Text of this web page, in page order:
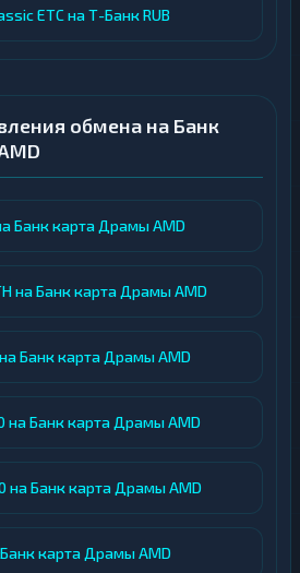
ETC на Т-Банк RUB
обмена на Банк
Банк карта Драмы AMD
на Банк карта Драмы AMD
Банк карта Драмы AMD
на Банк карта Драмы AMD
на Банк карта Драмы AMD
карта Драмы AMD